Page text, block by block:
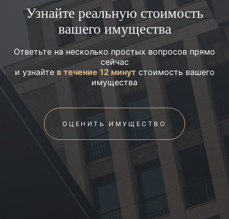
Узнайте реальную стоимость
вашего имущества
Ответьте на несколько простых вопросов прямо
сейчас
и узнайтев течение 12 минутстоимость вашего
имущества
ОЦЕНИТЬ ИМУЩЕСТВО